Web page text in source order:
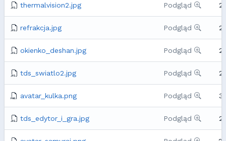
thermalvision2.jpg Podgląd
refrakcja.jpg Podgląd
okienko_deshan.jpg Podgląd
tds_swiatlo2.jpg Podgląd
avatar_kulka.png Podgląd
tds_edytor_i_gra.jpg Podgląd